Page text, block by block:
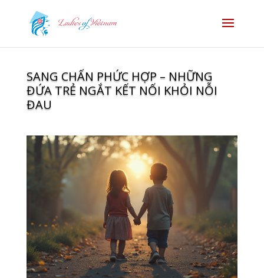
SANG CHẤN PHỨC HỢP – NHỮNG
ĐỨA TRẺ NGẮT KẾT NỐI KHỎI NỖI
ĐAU